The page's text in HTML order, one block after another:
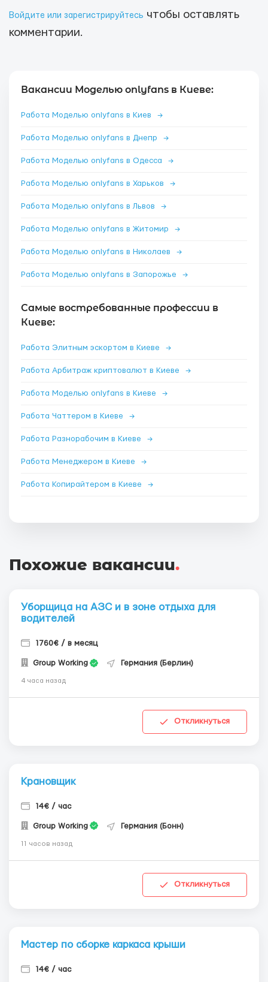
Войдите или зарегистрируйтесь чтобы оставлять
комментарии.
Вакансии Моделью onlyfans в Киеве:
Работа Моделью onlyfans в Киев →
Работа Моделью onlyfans в Днепр →
Работа Моделью onlyfans в Одесса →
Работа Моделью onlyfans в Харьков →
Работа Моделью onlyfans в Львов →
Работа Моделью onlyfans в Житомир →
Работа Моделью onlyfans в Николаев →
Работа Моделью onlyfans в Запорожье →
Самые востребованные профессии в
Киеве:
Работа Элитным эскортом в Киеве →
Работа Арбитраж криптовалют в Киеве →
Работа Моделью onlyfans в Киеве →
Работа Чаттером в Киеве →
Работа Разнорабочим в Киеве →
Работа Менеджером в Киеве →
Работа Копирайтером в Киеве →
Похожие вакансии.
Уборщица на АЗС и в зоне отдыха для
водителей
1760€ / в месяц
Group Working Германия (Берлин)
4 часа назад
Откликнуться
Крановщик
14€ / час
Group Working Германия (Бонн)
11 часов назад
Откликнуться
Мастер по сборке каркаса крыши
14€ / час